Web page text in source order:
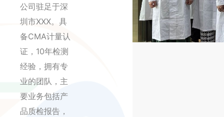
公司驻足于深
圳市XXX。具
备CMA计量认
证，10年检测
经验，拥有专
业的团队，主
要业务包括产
品质检报告，